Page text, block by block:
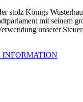
stolz Königs
mit seinem
unserer
INFORMATION